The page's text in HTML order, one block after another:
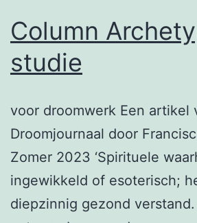
Column
studie
voor droomwerk Een artikel
Droomjournaal door
Zomer 2023 ‘Spirituele
ingewikkeld of esoterisch;
diepzinnig gezond